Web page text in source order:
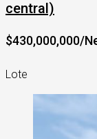
central)
$430,000,000/
Lote